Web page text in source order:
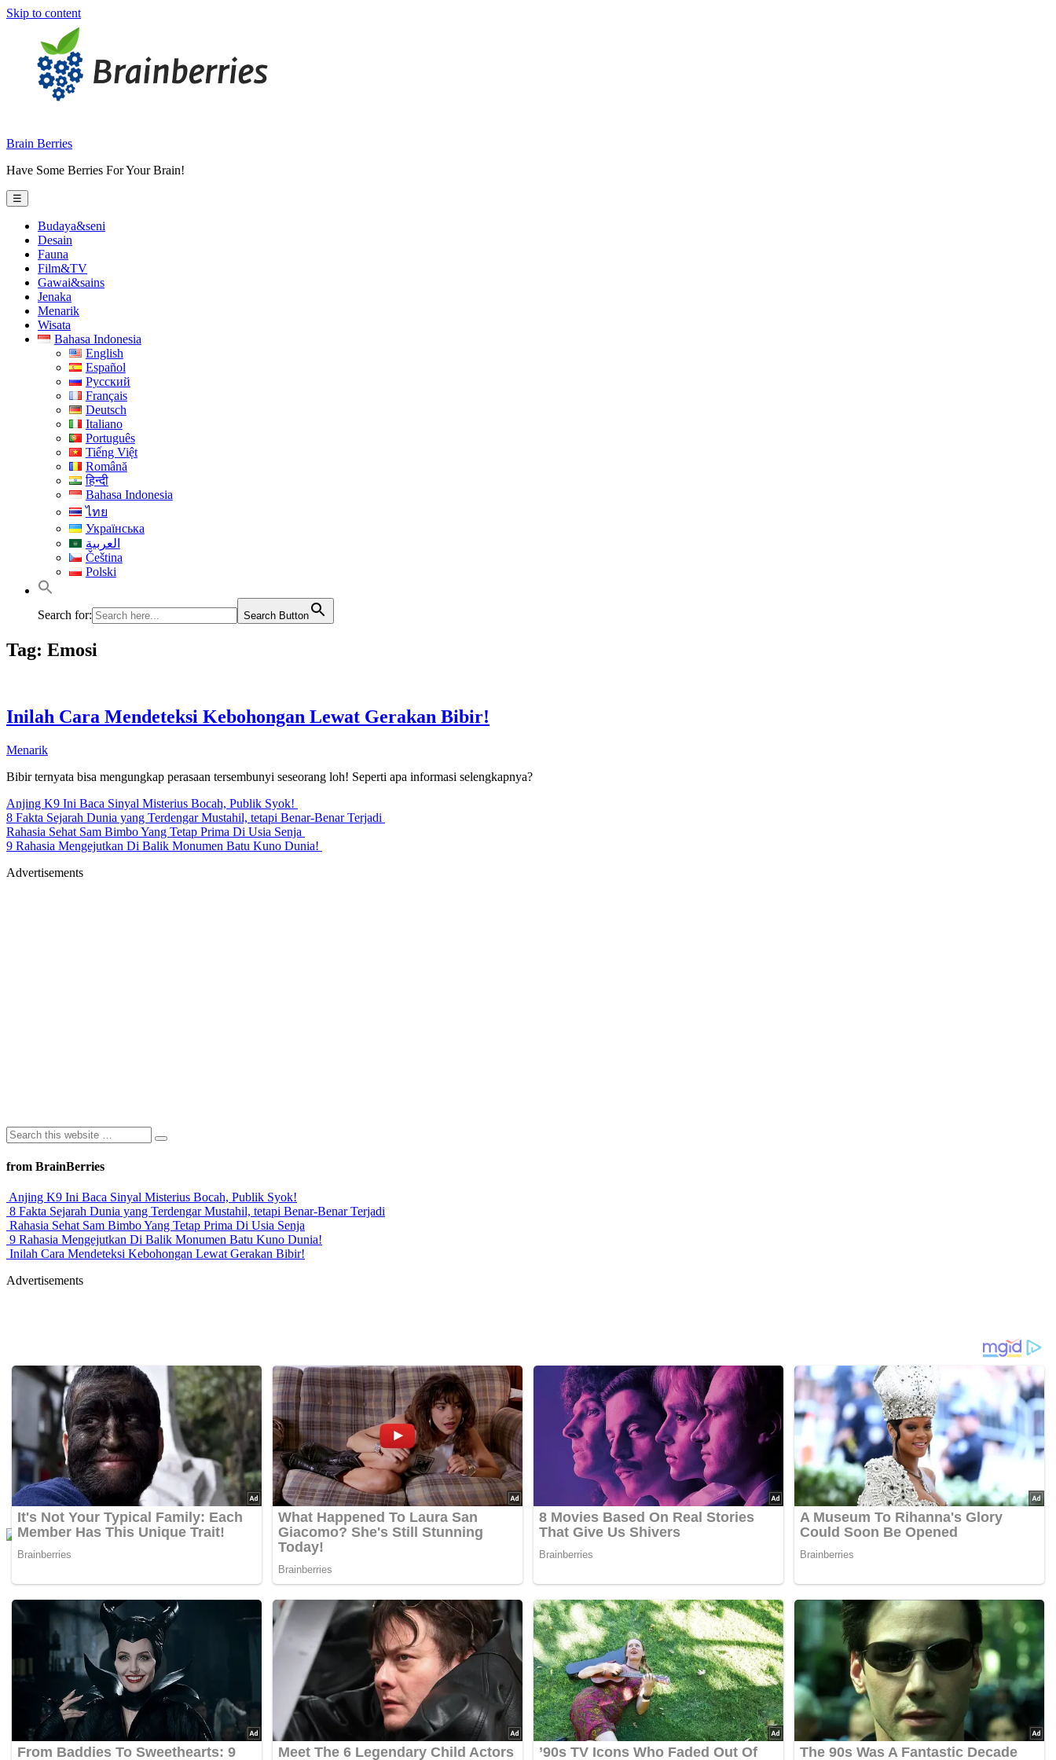
Skip to content
Brain Berries
Have Some Berries For Your Brain!
☰
Budaya&seni
Desain
Fauna
Film&TV
Gawai&sains
Jenaka
Menarik
Wisata
Bahasa Indonesia
English
Español
Русский
Français
Deutsch
Italiano
Português
Tiếng Việt
Română
हिन्दी
Bahasa Indonesia
ไทย
Українська
العربية
Čeština
Polski
Search for: Search Button
Tag: Emosi
Inilah Cara Mendeteksi Kebohongan Lewat Gerakan Bibir!
Menarik
Bibir ternyata bisa mengungkap perasaan tersembunyi seseorang loh! Seperti apa informasi selengkapnya?
Anjing K9 Ini Baca Sinyal Misterius Bocah, Publik Syok!
8 Fakta Sejarah Dunia yang Terdengar Mustahil, tetapi Benar-Benar Terjadi
Rahasia Sehat Sam Bimbo Yang Tetap Prima Di Usia Senja
9 Rahasia Mengejutkan Di Balik Monumen Batu Kuno Dunia!
Advertisements
from BrainBerries
Anjing K9 Ini Baca Sinyal Misterius Bocah, Publik Syok!
8 Fakta Sejarah Dunia yang Terdengar Mustahil, tetapi Benar-Benar Terjadi
Rahasia Sehat Sam Bimbo Yang Tetap Prima Di Usia Senja
9 Rahasia Mengejutkan Di Balik Monumen Batu Kuno Dunia!
Inilah Cara Mendeteksi Kebohongan Lewat Gerakan Bibir!
Advertisements